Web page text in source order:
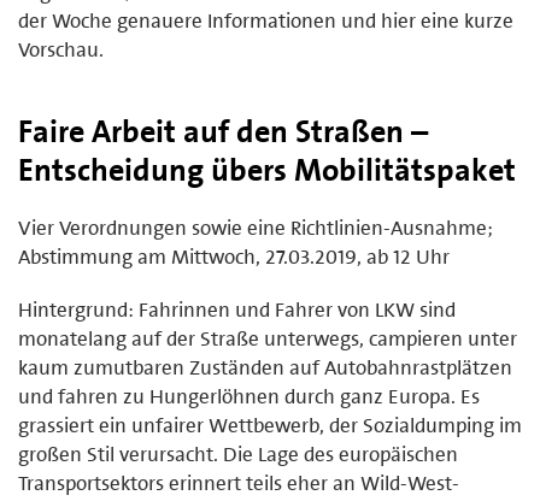
der Woche genauere Informationen und hier eine kurze
Vorschau.
Faire Arbeit auf den Straßen –
Entscheidung übers Mobilitätspaket
Vier Verordnungen sowie eine Richtlinien-Ausnahme;
Abstimmung am Mittwoch, 27.03.2019, ab 12 Uhr
Hintergrund: Fahrinnen und Fahrer von LKW sind
monatelang auf der Straße unterwegs, campieren unter
kaum zumutbaren Zuständen auf Autobahnrastplätzen
und fahren zu Hungerlöhnen durch ganz Europa. Es
grassiert ein unfairer Wettbewerb, der Sozialdumping im
großen Stil verursacht. Die Lage des europäischen
Transportsektors erinnert teils eher an Wild-West-